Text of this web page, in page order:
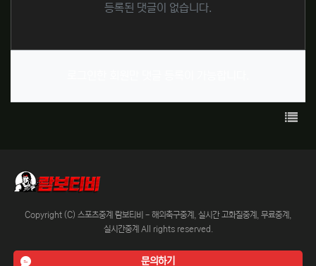
등록된 댓글이 없습니다.
목록
Copyright (C) 스포츠중계 람보티비 - 해외축구중계, 실시간 고화질중계, 무료중계,
실시간중계 All rights reserved.
문의하기